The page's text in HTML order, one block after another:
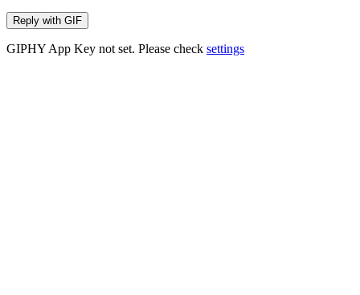
Reply with GIF
GIPHY App Key not set. Please check settings